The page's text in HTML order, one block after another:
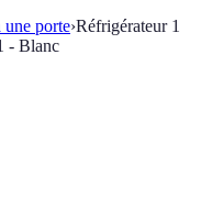
une porte›Réfrigérateur 1
- Blanc